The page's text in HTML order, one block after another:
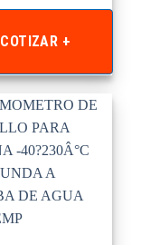
COTIZAR +